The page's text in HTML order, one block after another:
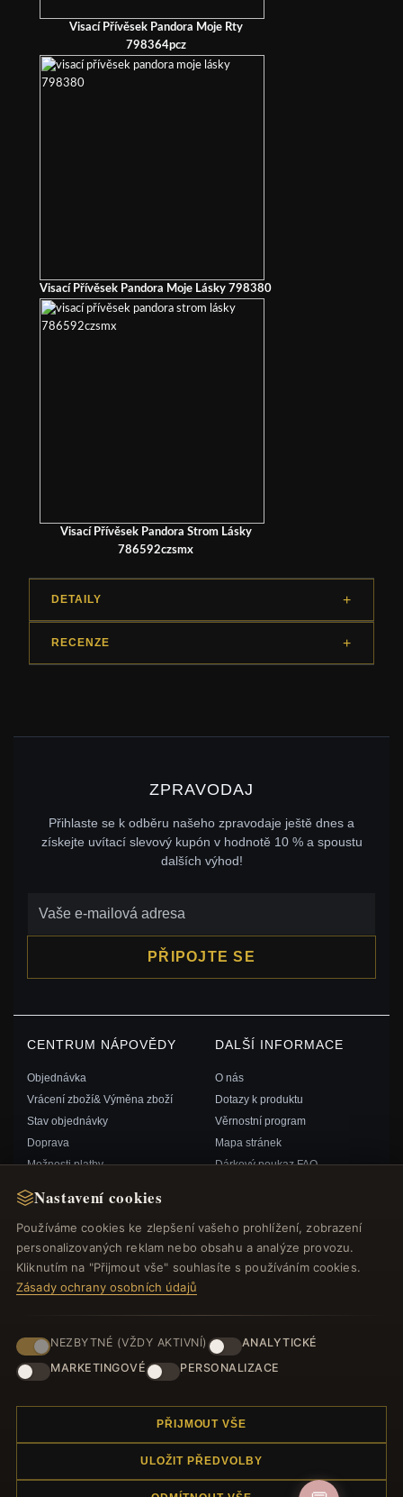
Nastavení cookies
Používáme cookies ke zlepšení vašeho prohlížení, zobrazení
personalizovaných reklam nebo obsahu a analýze provozu.
Kliknutím na "Přijmout vše" souhlasíte s používáním cookies.
Zásady ochrany osobních údajů
NEZBYTNÉ (VŽDY AKTIVNÍ)
ANALYTICKÉ
MARKETINGOVÉ
PERSONALIZACE
PŘIJMOUT VŠE
ULOŽIT PŘEDVOLBY
Visací Přívěsek Pandora Moje Rty
798364pcz
Visací Přívěsek Pandora Moje Lásky 798380
Visací Přívěsek Pandora Strom Lásky
786592czsmx
DETAILY
RECENZE
ZPRAVODAJ
Přihlaste se k odběru našeho zpravodaje ještě dnes a
získejte uvítací slevový kupón v hodnotě 10 % a spoustu
dalších výhod!
PŘIPOJTE SE
CENTRUM NÁPOVĚDY
Objednávka
Vrácení zboží& Výměna zboží
Stav objednávky
Doprava
Možnosti platby
Kontaktujte nás
DALŠÍ INFORMACE
O nás
Dotazy k produktu
Věrnostní program
Mapa stránek
Dárkový poukaz FAQ
RYCHLÉ ODKAZY
Nové produkty
Speciální nabídky
Blog
Recenze
Přihlásit se
SLEDUJTE NÁS